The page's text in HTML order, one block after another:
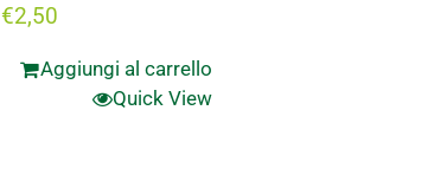
€2,50
Aggiungi al carrello
Quick View